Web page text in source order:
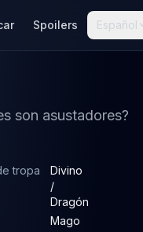
Spoilers Español
son asustadores?
tropa
Divino
/
Dragón
Mago